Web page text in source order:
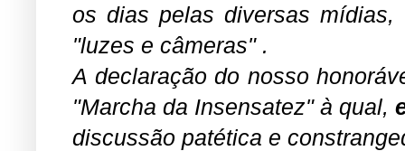
os dias pelas diversas
"luzes e câmeras" .
A declaração do nosso
"Marcha da Insensatez" à qual,
discussão patética e